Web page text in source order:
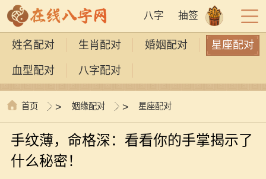
八字 抽签
姓名配对 生肖配对 婚姻配对 星座配对
血型配对 八字配对
首页 > 姻缘配对 > 星座配对
手纹薄，命格深：看看你的手掌揭示了
什么秘密！